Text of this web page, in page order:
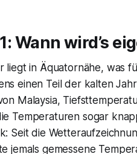
Wann wird’s
liegt in Äquatornähe, was
einen Teil der kalten
Malaysia,
Temperaturen sogar
Seit die
jemals gemessene